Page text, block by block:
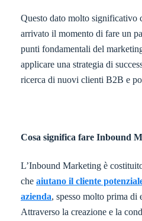
Questo dato molto significativo
arrivato il momento di fare un
punti fondamentali del
applicare una strategia di
ricerca di nuovi clienti B2B e
Cosa significa fare Inbound
L’Inbound Marketing è
che aiutano il cliente
azienda, spesso molto prima di
Attraverso la creazione e la